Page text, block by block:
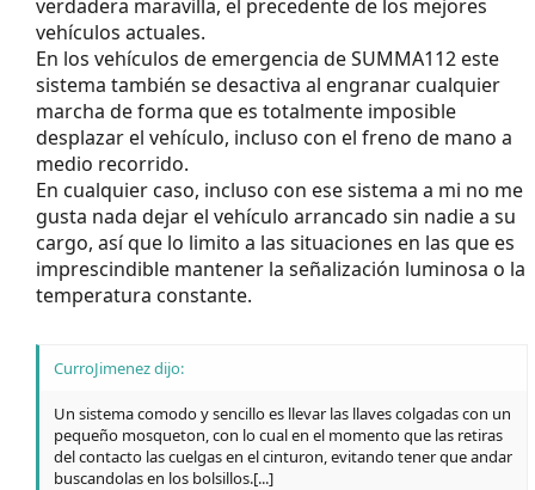
verdadera maravilla, el precedente de los mejores
vehículos actuales.
En los vehículos de emergencia de SUMMA112 este
sistema también se desactiva al engranar cualquier
marcha de forma que es totalmente imposible
desplazar el vehículo, incluso con el freno de mano a
medio recorrido.
En cualquier caso, incluso con ese sistema a mi no me
gusta nada dejar el vehículo arrancado sin nadie a su
cargo, así que lo limito a las situaciones en las que es
imprescindible mantener la señalización luminosa o la
temperatura constante.
CurroJimenez dijo:
Un sistema comodo y sencillo es llevar las llaves colgadas con un
pequeño mosqueton, con lo cual en el momento que las retiras
del contacto las cuelgas en el cinturon, evitando tener que andar
buscandolas en los bolsillos.[...]